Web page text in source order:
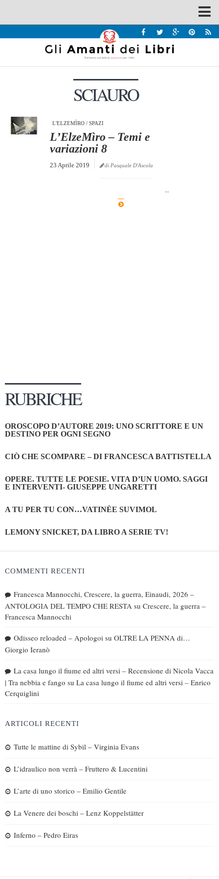
Recensioni
Interviste & Incontri
Chi siamo
Tabù Festival 2014
A Tutto Volume
Marketing
SCIAURO
L'ELZEMÌRO/ SPAZI
L’ElzeMìro – Temi e
variazioni 8
23 Aprile 2019 di Pasquale D'Ascola
...
RUBRICHE
OROSCOPO D’AUTORE 2019: UNO SCRITTORE E UN
DESTINO PER OGNI SEGNO
CIÒ CHE SCOMPARE – DI FRANCESCA BATTISTELLA
OPERE. TUTTE LE POESIE. VITA D’UN UOMO. SAGGI
E INTERVENTI- GIUSEPPE UNGARETTI
A TU PER TU CON…VATINÈE SUVIMOL
LEMONY SNICKET, DA LIBRO A SERIE TV!
COMMENTI RECENTI
Francesca Mannocchi, Crescere, la guerra, Einaudi, 2026 –
ANTOLOGIA DEL TEMPO CHE RESTA su Crescere, la guerra –
Francesca Mannocchi
Odisseo reloaded – Apologoi su OLTRE LA PENNA di…
Giorgio Ieranò
La casa lungo il fiume ed altri versi – Recensione di Nicola Vacca
| Tra nebbia e fango su La casa lungo il fiume ed altri versi – Enrico
Cerquiglini
ARTICOLI RECENTI
Tutte le mattine di Sybil – Virginia Evans
L’idraulico non verrà – Fruttero & Lucentini
L’arte di uno storico – Emilio Gentile
La Venere dei boschi – Lenz Koppelstätter
Inferno – Pedro Eiras